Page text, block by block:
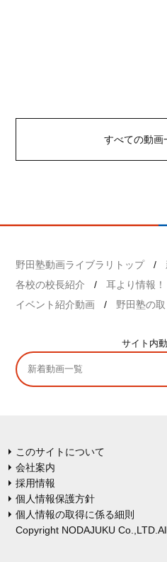
すべての動画
野田塾動画ライブラリトップ
各校の校長紹介
耳より情報！
イベント紹介動画
野田塾の
サイト内
このサイトについて
会社案内
採用情報
個人情報保護方針
個人情報の取得に係る細則
Copyright NODAJUKU